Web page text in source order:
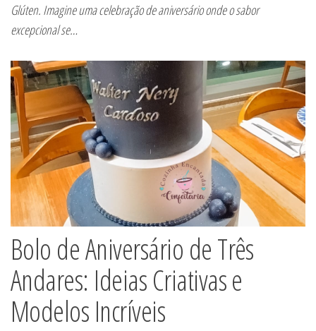
Glúten. Imagine uma celebração de aniversário onde o sabor
excepcional se…
Bolo de Aniversário de Três
Andares: Ideias Criativas e
Modelos Incríveis